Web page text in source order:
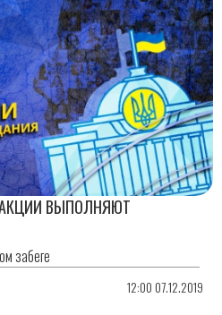
ВЫПОЛНЯЮТ
забеге
12:00 07.12.2019